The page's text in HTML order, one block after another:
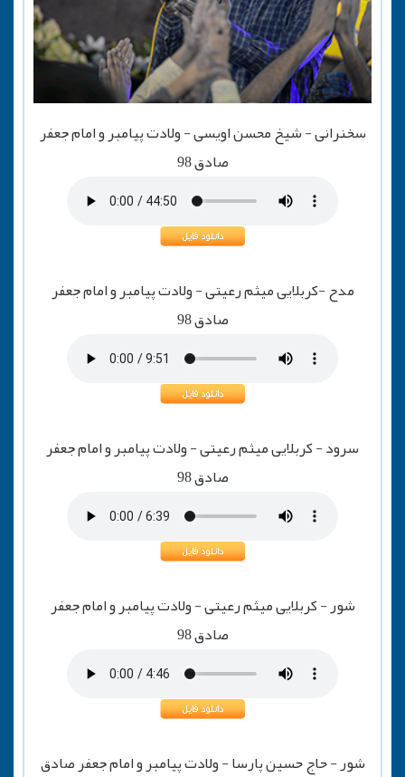
سخنرانی - شیخ محسن اویسی - ولادت پیامبر و امام جعفر
صادق 98
مدح -کربلایی میثم رعیتی - ولادت پیامبر و امام جعفر
صادق 98
سرود - کربلایی میثم رعیتی - ولادت پیامبر و امام جعفر
صادق 98
شور - کربلایی میثم رعیتی - ولادت پیامبر و امام جعفر
صادق 98
شور - حاج حسین پارسا - ولادت پیامبر و امام جعفر صادق